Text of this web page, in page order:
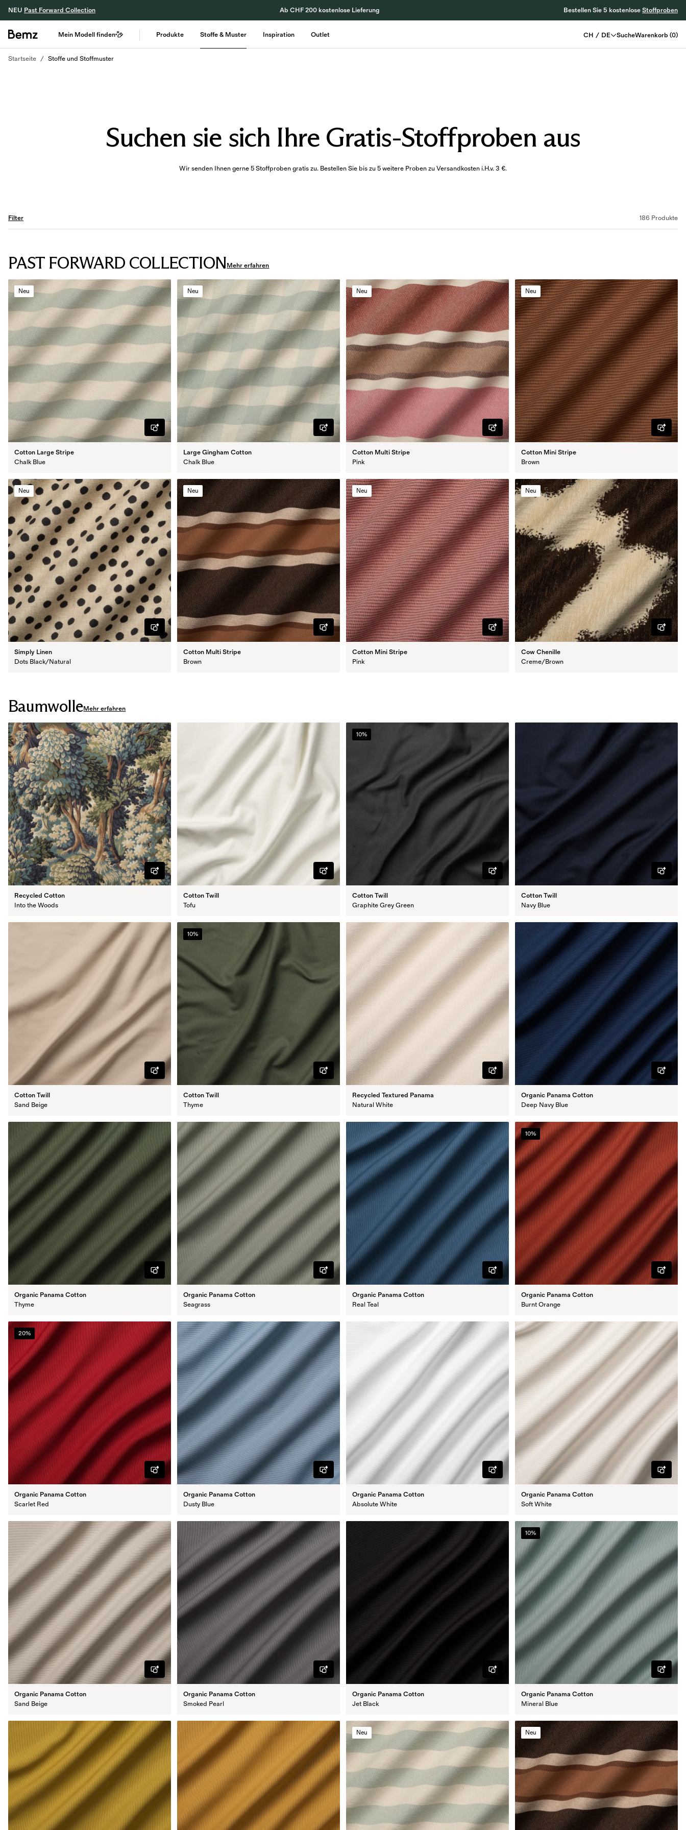
NEU Past Forward Collection Ab CHF 200 kostenlose Lieferung Bestellen Sie 5 kostenloseStoffproben
Mein Modell finden Produkte Stoffe & Muster Inspiration Outlet CH / DE SucheWarenkorb (0)
Startseite Stoffe und Stoffmuster
Suchen sie sich Ihre Gratis-Stoffproben aus
Wir senden Ihnen gerne 5 Stoffproben gratis zu. Bestellen Sie bis zu 5 weitere Proben zu Versandkosten i.H.v. 3 €.
Filter 186 Produkte
PAST FORWARD COLLECTIONMehr erfahren
Neu
Cotton Large Stripe
Chalk Blue
Neu
Large Gingham Cotton
Chalk Blue
Neu
Cotton Multi Stripe
Pink
Neu
Cotton Mini Stripe
Brown
Neu
Simply Linen
Dots Black/Natural
Neu
Cotton Multi Stripe
Brown
Neu
Cotton Mini Stripe
Pink
Neu
Cow Chenille
Creme/Brown
BaumwolleMehr erfahren
Recycled Cotton
Into the Woods
Cotton Twill
Tofu
10%
Cotton Twill
Graphite Grey Green
Cotton Twill
Navy Blue
Cotton Twill
Sand Beige
10%
Cotton Twill
Thyme
Recycled Textured Panama
Natural White
Organic Panama Cotton
Deep Navy Blue
Organic Panama Cotton
Thyme
Organic Panama Cotton
Seagrass
Organic Panama Cotton
Real Teal
10%
Organic Panama Cotton
Burnt Orange
20%
Organic Panama Cotton
Scarlet Red
Organic Panama Cotton
Dusty Blue
Organic Panama Cotton
Absolute White
Organic Panama Cotton
Soft White
Organic Panama Cotton
Sand Beige
Organic Panama Cotton
Smoked Pearl
Organic Panama Cotton
Jet Black
10%
Organic Panama Cotton
Mineral Blue
Neu Neu